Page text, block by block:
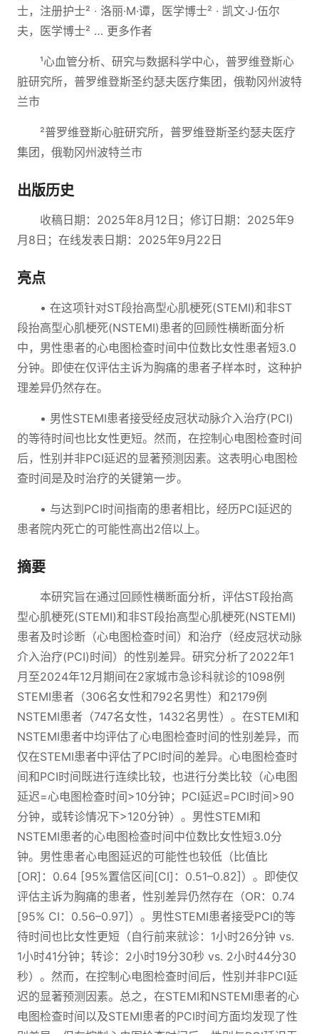
士，注册护士² ∙ 洛丽·M·谭，医学博士² ∙ 凯文·J·伍尔
夫，医学博士² … 更多作者
¹心血管分析、研究与数据科学中心，普罗维登斯心
脏研究所，普罗维登斯圣约瑟夫医疗集团，俄勒冈州波特
兰市
²普罗维登斯心脏研究所，普罗维登斯圣约瑟夫医疗
集团，俄勒冈州波特兰市
出版历史
收稿日期：2025年8月12日；修订日期：2025年9
月8日；在线发表日期：2025年9月22日
亮点
• 在这项针对ST段抬高型心肌梗死(STEMI)和非ST
段抬高型心肌梗死(NSTEMI)患者的回顾性横断面分析
中，男性患者的心电图检查时间中位数比女性患者短3.0
分钟。即使在仅评估主诉为胸痛的患者子样本时，这种护
理差异仍然存在。
• 男性STEMI患者接受经皮冠状动脉介入治疗(PCI)
的等待时间也比女性更短。然而，在控制心电图检查时间
后，性别并非PCI延迟的显著预测因素。这表明心电图检
查时间是及时治疗的关键第一步。
• 与达到PCI时间指南的患者相比，经历PCI延迟的
患者院内死亡的可能性高出2倍以上。
摘要
本研究旨在通过回顾性横断面分析，评估ST段抬高
型心肌梗死(STEMI)和非ST段抬高型心肌梗死(NSTEMI)
患者及时诊断（心电图检查时间）和治疗（经皮冠状动脉
介入治疗(PCI)时间）的性别差异。研究分析了2022年1
月至2024年12月期间在2家城市急诊科就诊的1098例
STEMI患者（306名女性和792名男性）和2179例
NSTEMI患者（747名女性，1432名男性）。在STEMI和
NSTEMI患者中均评估了心电图检查时间的性别差异，而
仅在STEMI患者中评估了PCI时间的差异。心电图检查时
间和PCI时间既进行连续比较，也进行分类比较（心电图
延迟=心电图检查时间>10分钟；PCI延迟=PCI时间>90
分钟，或转诊情况下>120分钟）。男性STEMI和
NSTEMI患者的心电图检查时间中位数比女性短3.0分
钟。男性患者心电图延迟的可能性也较低（比值比
[OR]：0.64 [95%置信区间[CI]：0.51–0.82]）。即使仅
评估主诉为胸痛的患者，性别差异仍然存在（OR：0.74
[95% CI：0.56–0.97]）。男性STEMI患者接受PCI的等
待时间也比女性更短（自行前来就诊：1小时26分钟 vs.
1小时41分钟；转诊：2小时19分30秒 vs. 2小时44分30
秒）。然而，在控制心电图检查时间后，性别并非PCI延
迟的显著预测因素。总之，在STEMI和NSTEMI患者的心
电图检查时间以及STEMI患者的PCI时间方面均发现了性